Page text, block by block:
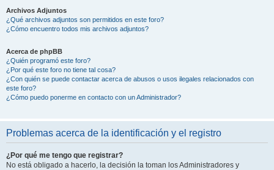
Archivos Adjuntos
¿Qué archivos adjuntos son permitidos en este foro?
¿Cómo encuentro todos mis archivos adjuntos?
Acerca de phpBB
¿Quién programó este foro?
¿Por qué este foro no tiene tal cosa?
¿Con quién se puede contactar acerca de abusos o usos ilegales relacionados con
este foro?
¿Cómo puedo ponerme en contacto con un Administrador?
Problemas acerca de la identificación y el registro
¿Por qué me tengo que registrar?
No está obligado a hacerlo, la decisión la toman los Administradores y